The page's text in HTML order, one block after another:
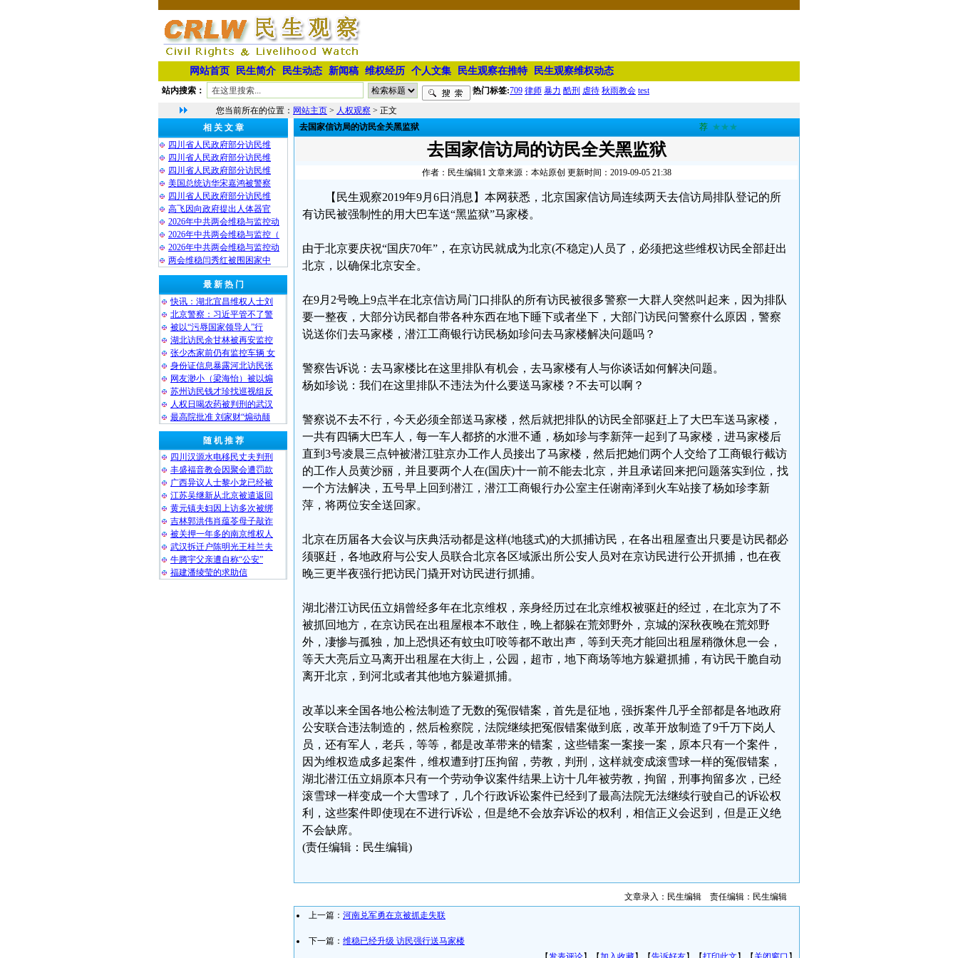
网站首页 民生简介 民生动态 新闻稿 维权经历 个人文集 民生观察在推特 民生观察维权动态
站内搜索： 热门标签:709 律师 暴力 酷刑 虐待 秋雨教会 test
您当前所在的位置： 网站主页 > 人权观察 > 正文
相 关 文 章
四川省人民政府部分访民维
四川省人民政府部分访民维
四川省人民政府部分访民维
美国总统访华宋嘉鸿被警察
四川省人民政府部分访民维
高飞因向政府提出人体器官
2026年中共两会维稳与监控动
2026年中共两会维稳与监控（
2026年中共两会维稳与监控动
两会维稳闫秀红被围困家中
最 新 热 门
快讯：湖北宜昌维权人士刘
北京警察：习近平管不了警
被以“污辱国家领导人”行
湖北访民余甘林被再安监控
张少杰家前仍有监控车辆 女
身份证信息暴露河北访民张
网友渺小（梁海怡）被以煽
苏州访民钱才珍找巡视组反
人权日喝农药被判刑的武汉
最高院批准 刘家财“煽动颠
随 机 推 荐
四川汉源水电移民丈夫判刑
丰盛福音教会因聚会遭罚款
广西异议人士黎小龙已经被
江苏吴继新从北京被遣返回
黄元镇夫妇因上访多次被绑
吉林郭洪伟肖蕴苓母子敲诈
被关押一年多的南京维权人
武汉拆迁户陈明光王桂兰夫
牛腾宇父亲遭自称“公安”
福建潘绫莹的求助信
去国家信访局的访民全关黑监狱 荐 ★★★
去国家信访局的访民全关黑监狱
作者：民生编辑1 文章来源：本站原创 更新时间：2019-09-05 21:38
【民生观察2019年9月6日消息】本网获悉，北京国家信访局连续两天去信访局排队登记的所
有访民被强制性的用大巴车送“黑监狱”马家楼。
由于北京要庆祝“国庆70年”，在京访民就成为北京(不稳定)人员了，必须把这些维权访民全部赶出
北京，以确保北京安全。
在9月2号晚上9点半在北京信访局门口排队的所有访民被很多警察一大群人突然叫起来，因为排队
要一整夜，大部分访民都自带各种东西在地下睡下或者坐下，大部门访民问警察什么原因，警察
说送你们去马家楼，潜江工商银行访民杨如珍问去马家楼解决问题吗？
警察告诉说：去马家楼比在这里排队有机会，去马家楼有人与你谈话如何解决问题。
杨如珍说：我们在这里排队不违法为什么要送马家楼？不去可以啊？
警察说不去不行，今天必须全部送马家楼，然后就把排队的访民全部驱赶上了大巴车送马家楼，
一共有四辆大巴车人，每一车人都挤的水泄不通，杨如珍与李新萍一起到了马家楼，进马家楼后
直到3号凌晨三点钟被潜江驻京办工作人员接出了马家楼，然后把她们两个人交给了工商银行截访
的工作人员黄沙丽，并且要两个人在(国庆)十一前不能去北京，并且承诺回来把问题落实到位，找
一个方法解决，五号早上回到潜江，潜江工商银行办公室主任谢南泽到火车站接了杨如珍李新
萍，将两位安全送回家。
北京在历届各大会议与庆典活动都是这样(地毯式)的大抓捕访民，在各出租屋查出只要是访民都必
须驱赶，各地政府与公安人员联合北京各区域派出所公安人员对在京访民进行公开抓捕，也在夜
晚三更半夜强行把访民门撬开对访民进行抓捕。
湖北潜江访民伍立娟曾经多年在北京维权，亲身经历过在北京维权被驱赶的经过，在北京为了不
被抓回地方，在京访民在出租屋根本不敢住，晚上都躲在荒郊野外，京城的深秋夜晚在荒郊野
外，凄惨与孤独，加上恐惧还有蚊虫叮咬等都不敢出声，等到天亮才能回出租屋稍微休息一会，
等天大亮后立马离开出租屋在大街上，公园，超市，地下商场等地方躲避抓捕，有访民干脆自动
离开北京，到河北或者其他地方躲避抓捕。
改革以来全国各地公检法制造了无数的冤假错案，首先是征地，强拆案件几乎全部都是各地政府
公安联合违法制造的，然后检察院，法院继续把冤假错案做到底，改革开放制造了9千万下岗人
员，还有军人，老兵，等等，都是改革带来的错案，这些错案一案接一案，原本只有一个案件，
因为维权造成多起案件，维权遭到打压拘留，劳教，判刑，这样就变成滚雪球一样的冤假错案，
湖北潜江伍立娟原本只有一个劳动争议案件结果上访十几年被劳教，拘留，刑事拘留多次，已经
滚雪球一样变成一个大雪球了，几个行政诉讼案件已经到了最高法院无法继续行驶自己的诉讼权
利，这些案件即使现在不进行诉讼，但是绝不会放弃诉讼的权利，相信正义会迟到，但是正义绝
不会缺席。
(责任编辑：民生编辑)
文章录入：民生编辑 责任编辑：民生编辑
上一篇： 河南兑军勇在京被抓走失联
下一篇： 维稳已经升级 访民强行送马家楼